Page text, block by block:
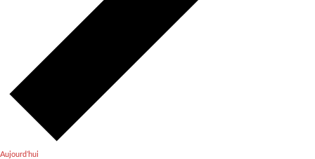
Aujourd’hui